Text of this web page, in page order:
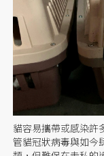
貓容易攜帶或感染許
管貓冠狀病毒與如今